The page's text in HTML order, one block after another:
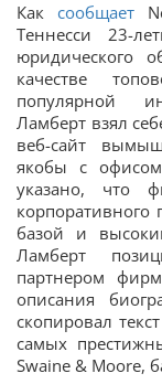
Как сообщает
Теннесси 23-
юридического
качестве
популярной
Ламберт взял
веб-сайт
якобы с
указано, что
корпоративного
базой и
Ламберт
партнером
описания
скопировал
самых
Swaine & Moore,